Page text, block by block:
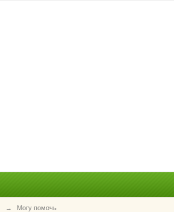
→ Могу помочь